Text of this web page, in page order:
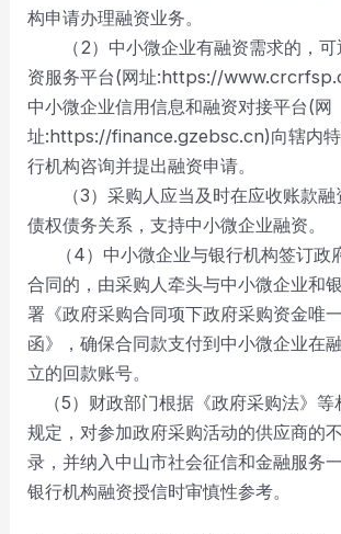
构申请办理融资业务。
（2）中小微企业有融资需求的，可
资服务平台(网址:https://
中小微企业信用信息和融资对接平台(网
址:https://finance.gzebsc.cn)向辖内特
行机构咨询并提出融资申请。
（3）采购人应当及时在应收账款融
债权债务关系，支持中小微企业融资。
（4）中小微企业与银行机构签订政
合同的，由采购人牵头与中小微企业和
署《政府采购合同项下政府采购资金唯
函》，确保合同款支付到中小微企业在
立的回款账号。
（5）财政部门根据《政府采购法》等
规定，对参加政府采购活动的供应商的
录，并纳入中山市社会征信和金融服务
银行机构融资授信时审慎性参考。